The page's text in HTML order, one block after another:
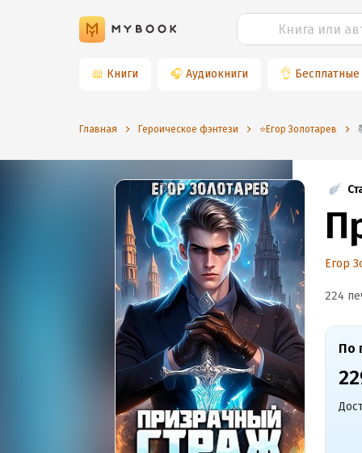
📖 Книги 🎧 Аудиокниги 👌 Бесплатные
Главная Героическое фэнтези ⭐️Егор Золотарев
Егор
224
По